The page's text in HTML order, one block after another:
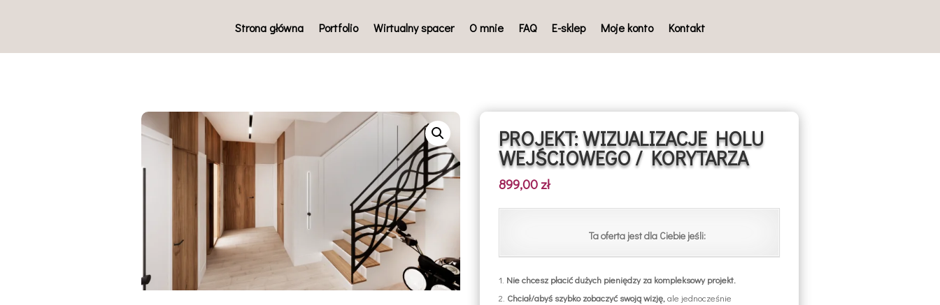
Strona główna Portfolio Wirtualny spacer O mnie FAQ E-sklep Moje konto Kontakt
PROJEKT: WIZUALIZACJE HOLU
WEJŚCIOWEGO / KORYTARZA
899,00 zł
Ta oferta jest dla Ciebie jeśli:
Nie chcesz płacić dużych pieniędzy za kompleksowy projekt.
Chciał/abyś szybko zobaczyć swoją wizję, ale jednocześnie